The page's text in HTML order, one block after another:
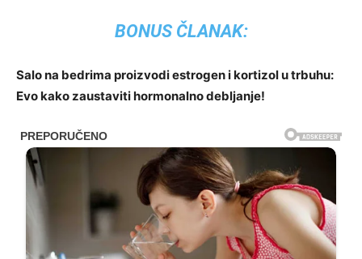
BONUS ČLANAK:
Salo na bedrima proizvodi estrogen i kortizol u trbuhu:
Evo kako zaustaviti hormonalno debljanje!